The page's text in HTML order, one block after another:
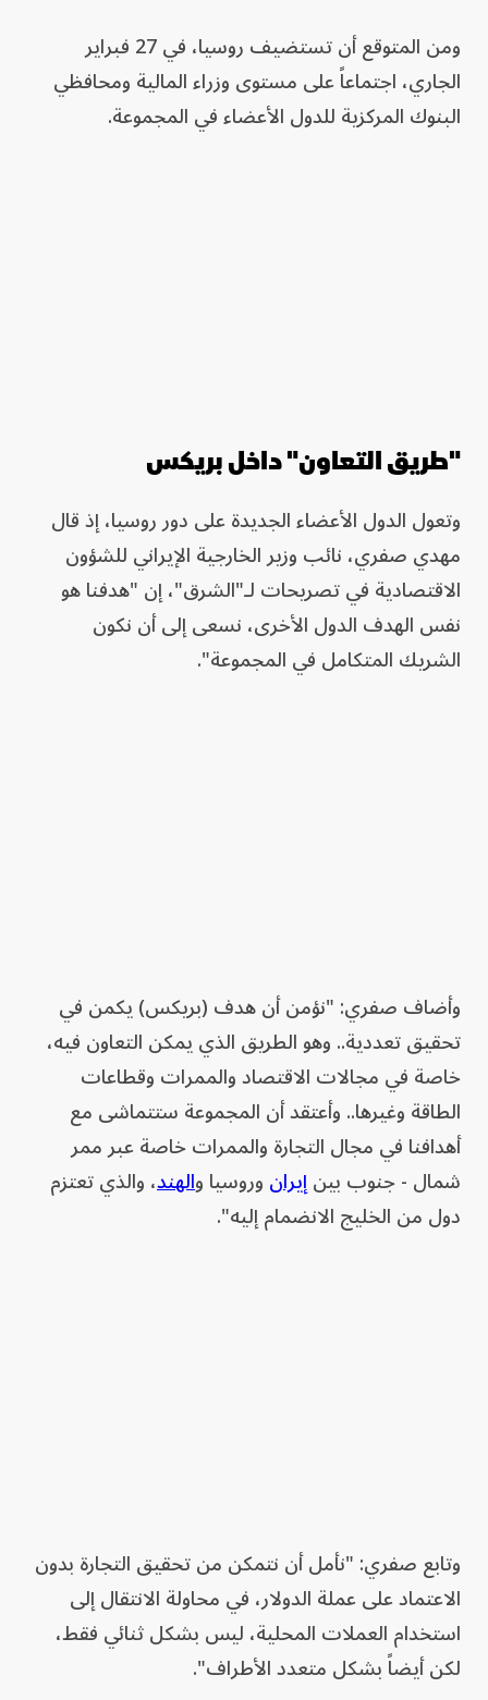
ومن المتوقع أن تستضيف روسيا، في 27 فبراير
الجاري، اجتماعاً على مستوى وزراء المالية ومحافظي
البنوك المركزية للدول الأعضاء في المجموعة.
"طريق التعاون" داخل بريكس
وتعول الدول الأعضاء الجديدة على دور روسيا، إذ قال
مهدي صفري، نائب وزير الخارجية الإيراني للشؤون
الاقتصادية في تصريحات لـ"الشرق"، إن "هدفنا هو
نفس الهدف الدول الأخرى، نسعى إلى أن نكون
الشريك المتكامل في المجموعة".
وأضاف صفري: "نؤمن أن هدف (بريكس) يكمن في
تحقيق تعددية.. وهو الطريق الذي يمكن التعاون فيه،
خاصة في مجالات الاقتصاد والممرات وقطاعات
الطاقة وغيرها.. وأعتقد أن المجموعة ستتماشى مع
أهدافنا في مجال التجارة والممرات خاصة عبر ممر
شمال - جنوب بينإيرانوروسيا والهند، والذي تعتزم
دول من الخليج الانضمام إليه".
وتابع صفري: "نأمل أن نتمكن من تحقيق التجارة بدون
الاعتماد على عملة الدولار، في محاولة الانتقال إلى
استخدام العملات المحلية، ليس بشكل ثنائي فقط،
لكن أيضاً بشكل متعدد الأطراف".